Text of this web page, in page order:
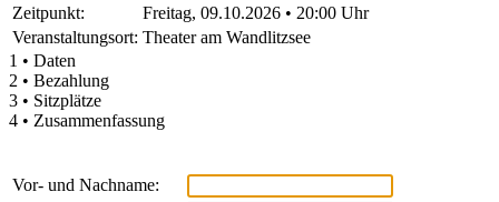
Zeitpunkt:
Freitag, 09.10.2026 • 20:00 Uhr
Veranstaltungsort: Theater am Wandlitzsee
1 • Daten
2 • Bezahlung
3 • Sitzplätze
4 • Zusammenfassung
Vor- und Nachname: